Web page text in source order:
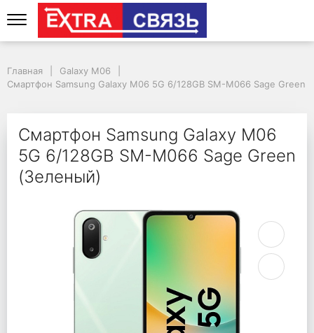
Смартфон Samsung
Главная
Galaxy M06
Смартфон Samsung Galaxy M06 5G 6/128GB SM-M066 Sage Green
Смартфон Samsung Galaxy M06
5G 6/128GB SM-M066 Sage Green
(Зеленый)